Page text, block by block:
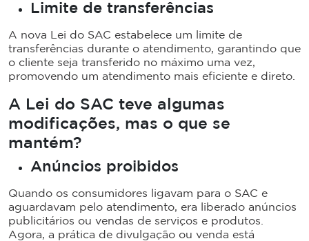
Limite de transferências
A nova Lei do SAC estabelece um limite de
transferências durante o atendimento, garantindo que
o cliente seja transferido no máximo uma vez,
promovendo um atendimento mais eficiente e direto.
A Lei do SAC teve algumas
modificações, mas o que se
mantém?
Anúncios proibidos
Quando os consumidores ligavam para o SAC e
aguardavam pelo atendimento, era liberado anúncios
publicitários ou vendas de serviços e produtos.
Agora, a prática de divulgação ou venda está